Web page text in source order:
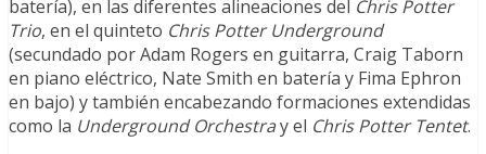
batería), en las diferentes alineaciones del Chris Potter
Trio, en el quinteto Chris Potter Underground
(secundado por Adam Rogers en guitarra, Craig Taborn
en piano eléctrico, Nate Smith en batería y Fima Ephron
en bajo) y también encabezando formaciones extendidas
como la Underground Orchestray el Chris Potter Tentet.